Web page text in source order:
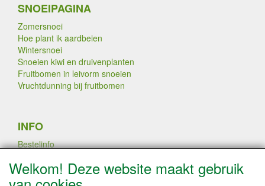
SNOEIPAGINA
Zomersnoei
Hoe plant ik aardbeien
Wintersnoei
Snoeien kiwi en druivenplanten
Fruitbomen in leivorm snoeien
Vruchtdunning bij fruitbomen
INFO
Bestelinfo
Betaalmogelijkheden
Contact / Disclaimer
Welkom! Deze website maakt gebruik